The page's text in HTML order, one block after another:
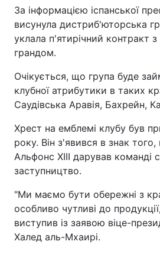
За інформацією іспанської
висунула дистриб'юторська
уклала п'ятирічний контракт з
грандом.
Очікується, що група буде
клубної атрибутики в таких
Саудівська Аравія, Бахрейн,
Хрест на емблемі клубу був
року. Він з'явився в знак того,
Альфонс XIII дарував команді
заступництво.
"Ми маємо бути обережні з
особливо чутливі до
виступив із заявою віце-
Халед аль-Мхаирі.